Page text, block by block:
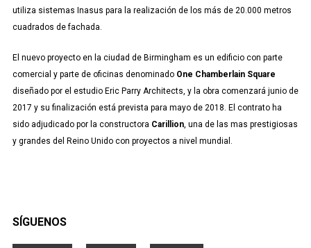
utiliza sistemas Inasus para la realización de los más de 20.000 metros
cuadrados de fachada.
El nuevo proyecto en la ciudad de Birmingham es un edificio con parte
comercial y parte de oficinas denominadoOne Chamberlain Square
diseñado por el estudio Eric Parry Architects, y la obra comenzará junio de
2017 y su finalización está prevista para mayo de 2018. El contrato ha
sido adjudicado por la constructora Carillion, una de las mas prestigiosas
y grandes del Reino Unido con proyectos a nivel mundial.
SÍGUENOS